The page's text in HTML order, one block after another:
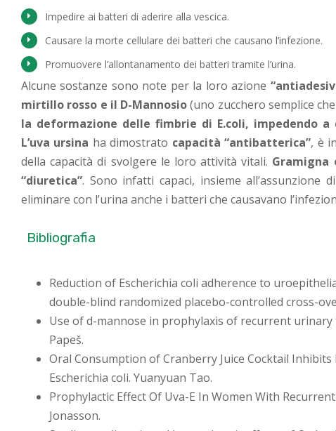
Impedire ai batteri di aderire alla vescica.
Causare la morte cellulare dei batteri che causano l’infezione.
Promuovere l’allontanamento dei batteri tramite l’urina.
Alcune sostanze sono note per la loro azione
mirtillo rosso e il D-Mannosio(uno zucchero semplice
la deformazione delle fimbrie di E.coli, impedendo
L’uva ursina ha dimostrato capacità “antibatterica”, è
della capacità di svolgere le loro attività vitali. Gramigna
“diuretica”. Sono infatti capaci, insieme all’assunzione
eliminare con l’urina anche i batteri che causavano
Bibliografia
Reduction of Escherichia coli adherence to
double-blind randomized placebo-controlled cross-
Use of d-mannose in prophylaxis of recurrent
Papeš.
Oral Consumption of Cranberry Juice Cocktail
Escherichia coli. Yuanyuan Tao.
Prophylactic Effect Of Uva-E In Women With
Jonasson.